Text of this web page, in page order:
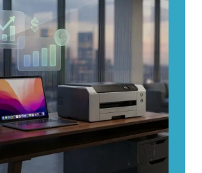
espaços
de
coworking